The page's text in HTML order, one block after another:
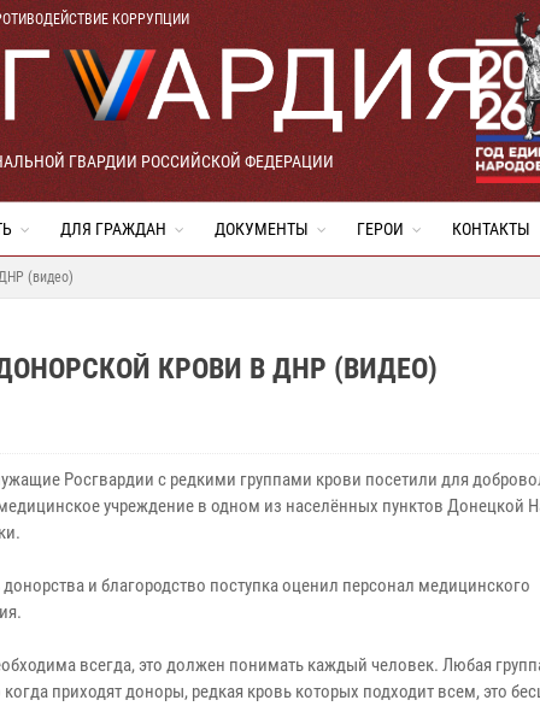
КОРРУПЦИИ
ГВАРДИИ РОССИЙСКОЙ ФЕДЕРАЦИИ
ДЛЯ ГРАЖДАН ДОКУМЕНТЫ ГЕРОИ КОНТАКТЫ
(видео)
КРОВИ В ДНР (ВИДЕО)
Росгвардии с редкими группами крови посетили для
учреждение в одном из населённых пунктов Донецкой
и благородство поступка оценил персонал медицинского
всегда, это должен понимать каждый человек. Любая
приходят доноры, редкая кровь которых подходит всем, это